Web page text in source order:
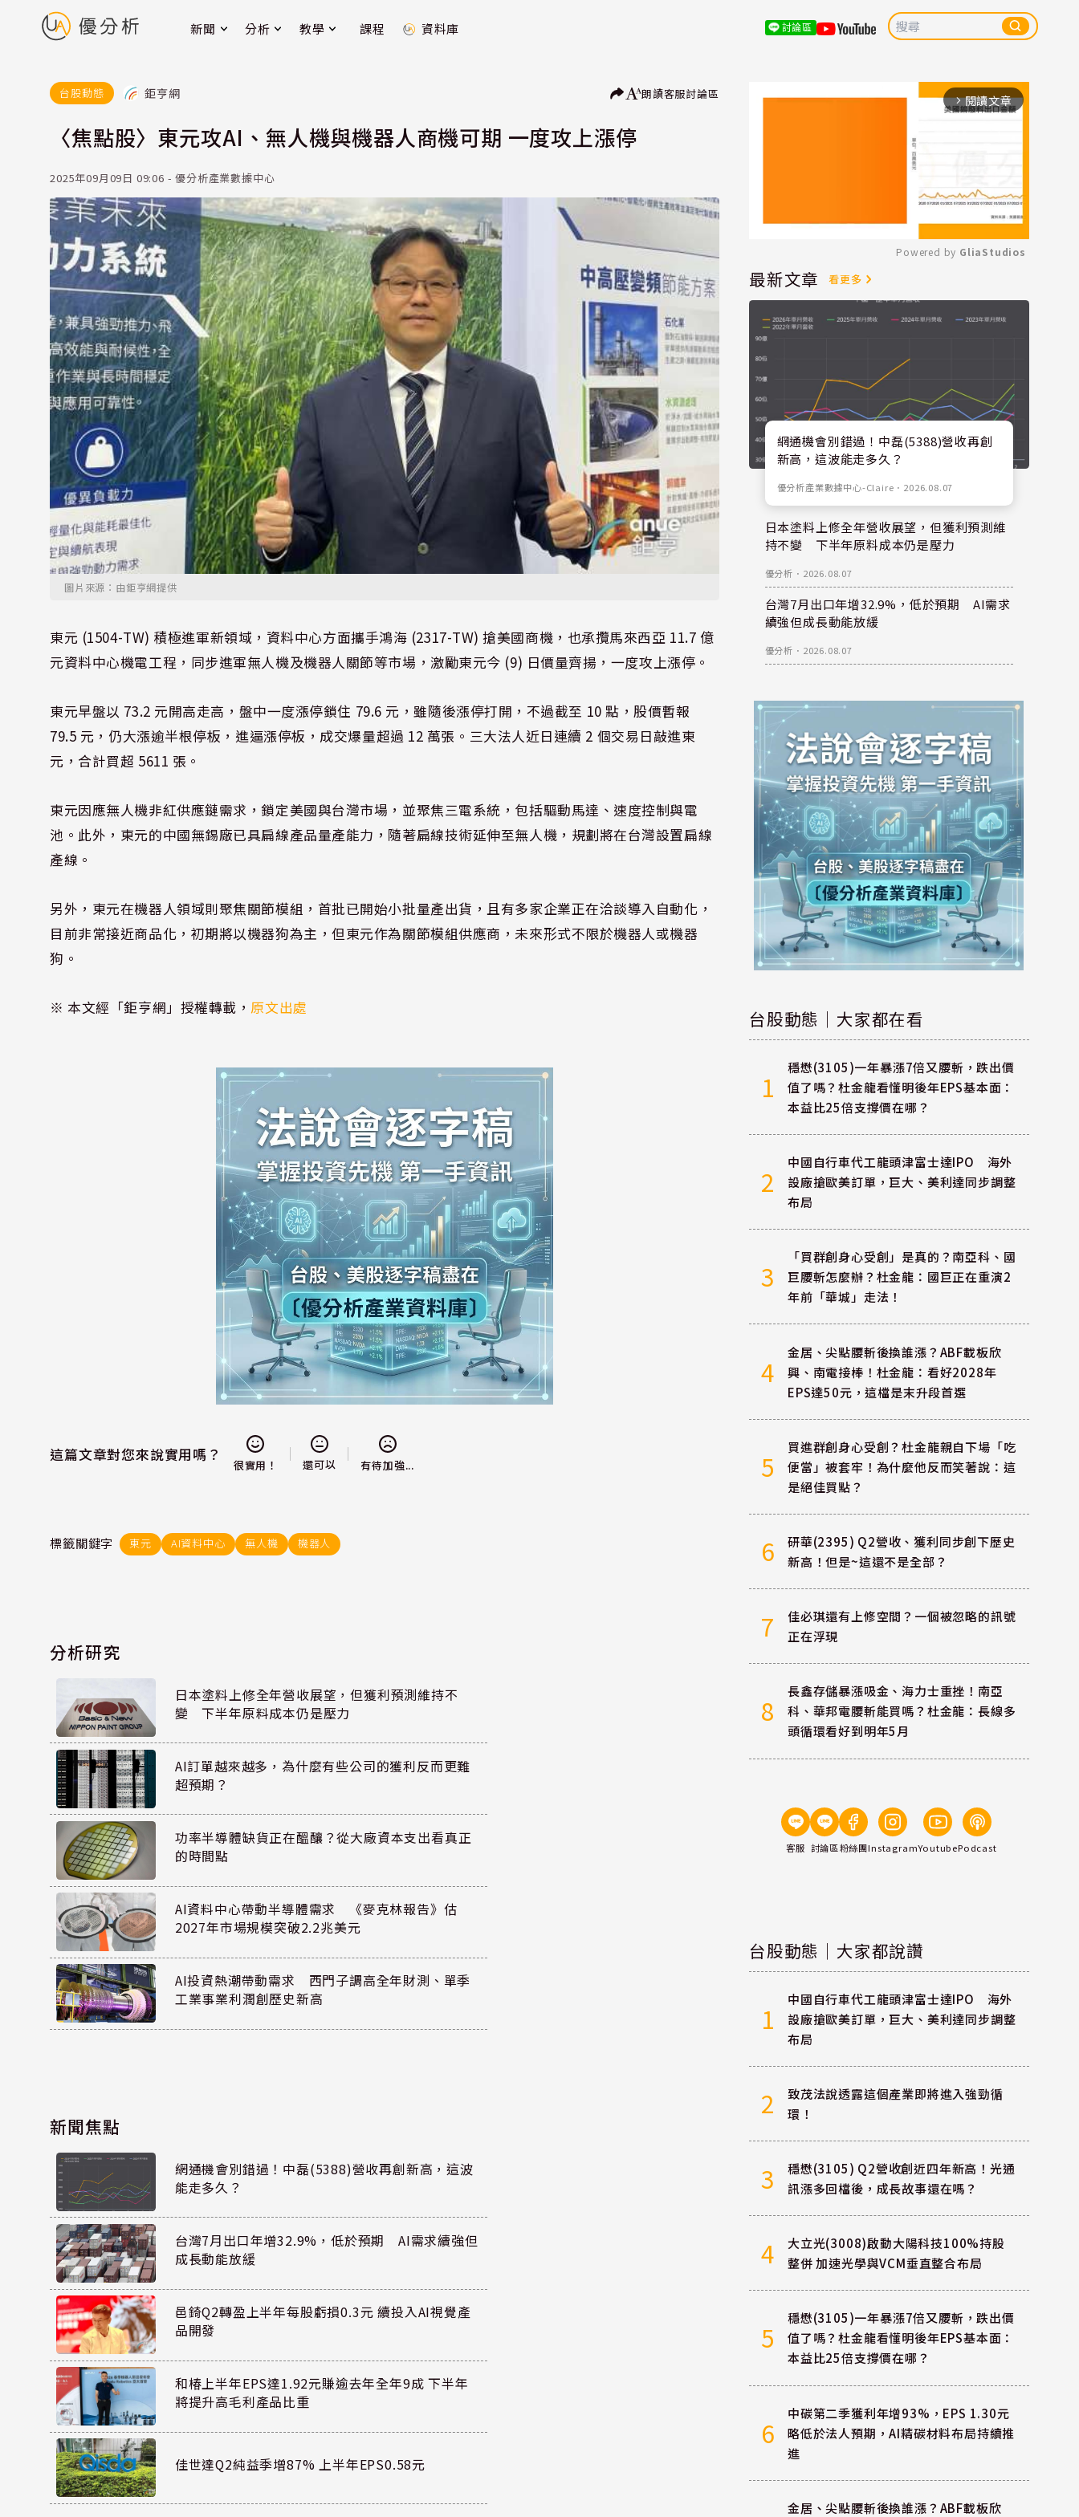
新聞 分析 教學 課程 資料庫 討論區
台股動態 鉅亨網 朗讀客服討論區
〈焦點股〉東元攻AI、無人機與機器人商機可期 一度攻上漲停
2025年09月09日 09:06 - 優分析產業數據中心
圖片來源：由鉅亨網提供
東元 (1504-TW) 積極進軍新領域，資料中心方面攜手鴻海 (2317-TW) 搶美國商機，也承攬馬來西亞 11.7 億
元資料中心機電工程，同步進軍無人機及機器人關節等市場，激勵東元今 (9) 日價量齊揚，一度攻上漲停。
東元早盤以 73.2 元開高走高，盤中一度漲停鎖住 79.6 元，雖隨後漲停打開，不過截至 10 點，股價暫報
79.5 元，仍大漲逾半根停板，進逼漲停板，成交爆量超過 12 萬張。三大法人近日連續 2 個交易日敲進東
元，合計買超 5611 張。
東元因應無人機非紅供應鏈需求，鎖定美國與台灣市場，並聚焦三電系統，包括驅動馬達、速度控制與電
池。此外，東元的中國無錫廠已具扁線產品量產能力，隨著扁線技術延伸至無人機，規劃將在台灣設置扁線
產線。
另外，東元在機器人領域則聚焦關節模組，首批已開始小批量產出貨，且有多家企業正在洽談導入自動化，
目前非常接近商品化，初期將以機器狗為主，但東元作為關節模組供應商，未來形式不限於機器人或機器
狗。
※ 本文經「鉅亨網」授權轉載，原文出處
這篇文章對您來說實用嗎？
很實用！ 還可以 有待加強...
標籤關鍵字 東元 AI資料中心 無人機 機器人
分析研究
日本塗料上修全年營收展望，但獲利預測維持不
變 下半年原料成本仍是壓力
AI訂單越來越多，為什麼有些公司的獲利反而更難
超預期？
功率半導體缺貨正在醞釀？從大廠資本支出看真正
的時間點
AI資料中心帶動半導體需求 《麥克林報告》估
2027年市場規模突破2.2兆美元
AI投資熱潮帶動需求 西門子調高全年財測、單季
工業事業利潤創歷史新高
新聞焦點
網通機會別錯過！中磊(5388)營收再創新高，這波
能走多久？
台灣7月出口年增32.9%，低於預期 AI需求續強但
成長動能放緩
邑錡Q2轉盈上半年每股虧損0.3元 續投入AI視覺產
品開發
和椿上半年EPS達1.92元賺逾去年全年9成 下半年
將提升高毛利產品比重
佳世達Q2純益季增87% 上半年EPS0.58元
arrow_forward_ios 閱讀文章
Mute
Powered by GliaStudios
最新文章 看更多
網通機會別錯過！中磊(5388)營收再創
新高，這波能走多久？
優分析產業數據中心-Claire ． 2026.08.07
日本塗料上修全年營收展望，但獲利預測維
持不變 下半年原料成本仍是壓力
優分析 ． 2026.08.07
台灣7月出口年增32.9%，低於預期 AI需求
續強但成長動能放緩
優分析 ． 2026.08.07
台股動態｜大家都在看
1
穩懋(3105)一年暴漲7倍又腰斬，跌出價
值了嗎？杜金龍看懂明後年EPS基本面：
本益比25倍支撐價在哪？
2
中國自行車代工龍頭津富士達IPO 海外
設廠搶歐美訂單，巨大、美利達同步調整
布局
3
「買群創身心受創」是真的？南亞科、國
巨腰斬怎麼辦？杜金龍：國巨正在重演2
年前「華城」走法！
4
金居、尖點腰斬後換誰漲？ABF載板欣
興、南電接棒！杜金龍：看好2028年
EPS達50元，這檔是末升段首選
5
買進群創身心受創？杜金龍親自下場「吃
便當」被套牢！為什麼他反而笑著說：這
是絕佳買點？
6
研華(2395) Q2營收、獲利同步創下歷史
新高！但是~這還不是全部？
7
佳必琪還有上修空間？一個被忽略的訊號
正在浮現
8
長鑫存儲暴漲吸金、海力士重挫！南亞
科、華邦電腰斬能買嗎？杜金龍：長線多
頭循環看好到明年5月
客服 討論區粉絲團InstagramYoutubePodcast
台股動態｜大家都說讚
1
中國自行車代工龍頭津富士達IPO 海外
設廠搶歐美訂單，巨大、美利達同步調整
布局
2
致茂法說透露這個產業即將進入強勁循
環！
3
穩懋(3105) Q2營收創近四年新高！光通
訊漲多回檔後，成長故事還在嗎？
4
大立光(3008)啟動大陽科技100%持股
整併 加速光學與VCM垂直整合布局
5
穩懋(3105)一年暴漲7倍又腰斬，跌出價
值了嗎？杜金龍看懂明後年EPS基本面：
本益比25倍支撐價在哪？
6
中碳第二季獲利年增93%，EPS 1.30元
略低於法人預期，AI精碳材料布局持續推
進
金居、尖點腰斬後換誰漲？ABF載板欣